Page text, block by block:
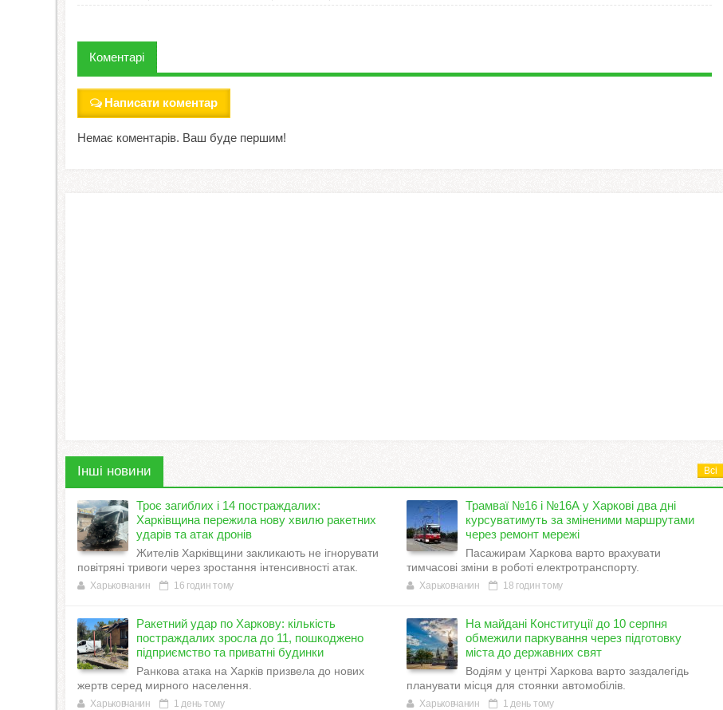
Коментарі
Написати коментар
Немає коментарів. Ваш буде першим!
Інші новини Всі
Троє загиблих і 14 постраждалих:
Харківщина пережила нову хвилю ракетних
ударів та атак дронів
Жителів Харківщини закликають не ігнорувати
повітряні тривоги через зростання інтенсивності атак.
Харьковчанин 16 годин тому
Трамваї №16 і №16А у Харкові два дні
курсуватимуть за зміненими маршрутами
через ремонт мережі
Пасажирам Харкова варто врахувати
тимчасові зміни в роботі електротранспорту.
Харьковчанин 18 годин тому
Ракетний удар по Харкову: кількість
постраждалих зросла до 11, пошкоджено
підприємство та приватні будинки
Ранкова атака на Харків призвела до нових
жертв серед мирного населення.
Харьковчанин 1 день тому
На майдані Конституції до 10 серпня
обмежили паркування через підготовку
міста до державних свят
Водіям у центрі Харкова варто заздалегідь
планувати місця для стоянки автомобілів.
Харьковчанин 1 день тому